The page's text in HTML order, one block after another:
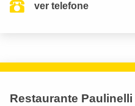
ver telefone
Restaurante Paulinelli